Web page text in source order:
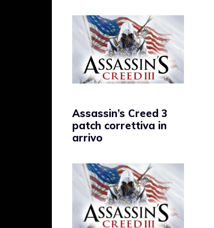
Assassin’s Creed 3
patch correttiva in
arrivo